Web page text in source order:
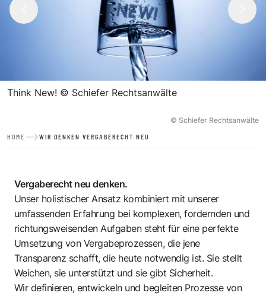
Think New! © Schiefer Rechtsanwälte
© Schiefer Rechtsanwälte
HOME WIR DENKEN VERGABERECHT NEU
Vergaberecht neu denken.
Unser holistischer Ansatz kombiniert mit unserer
umfassenden Erfahrung bei komplexen, fordernden und
richtungsweisenden Aufgaben steht für eine perfekte
Umsetzung von Vergabeprozessen, die jene
Transparenz schafft, die heute notwendig ist. Sie stellt
Weichen, sie unterstützt und sie gibt Sicherheit.
Wir definieren, entwickeln und begleiten Prozesse von